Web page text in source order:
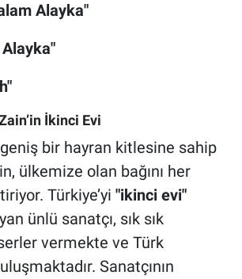
Alayka"
İkinci Evi
bir hayran kitlesine sahip
ülkemize olan bağını her
Türkiye’yi "ikinci evi"
ünlü sanatçı, sık sık
vermekte ve Türk
Sanatçının